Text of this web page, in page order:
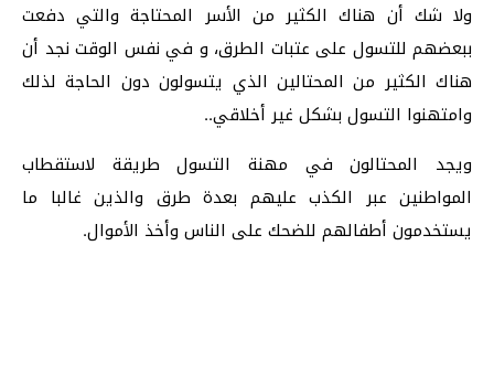
ولا شك أن هناك الكثير من الأسر المحتاجة والتي دفعت
ببعضهم للتسول على عتبات الطرق، و في نفس الوقت نجد أن
هناك الكثير من المحتالين الذي يتسولون دون الحاجة لذلك
وامتهنوا التسول بشكل غير أخلاقي..
ويجد المحتالون في مهنة التسول طريقة لاستقطاب
المواطنين عبر الكذب عليهم بعدة طرق والذين غالبا ما
يستخدمون أطفالهم للضحك على الناس وأخذ الأموال.